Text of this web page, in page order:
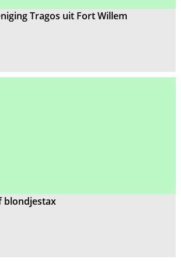
Tragos uit Fort Willem
blondjestax